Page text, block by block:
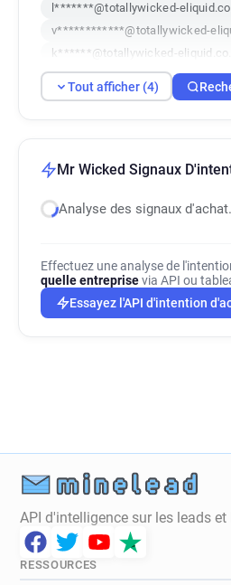
l*******@totallywicked-
v************@totallywicked-
k******@totallywicked-
Tout afficher (4)
Mr Wicked Signaux
Analyse des signaux
Effectuez une analyse de
quelle entreprisevia API ou
Essayez l'API d'intention
API d'intelligence sur les leads et
RESSOURCES